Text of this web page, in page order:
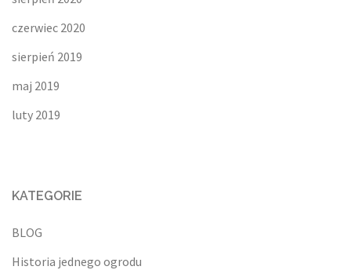
czerwiec 2020
sierpień 2019
maj 2019
luty 2019
KATEGORIE
BLOG
Historia jednego ogrodu